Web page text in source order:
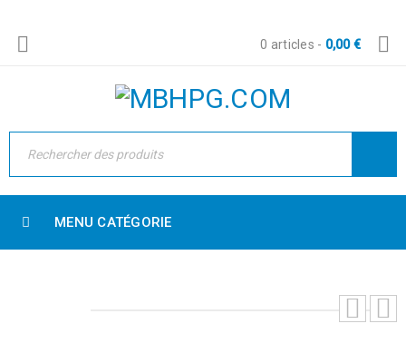
0 articles - 0,00€
MENU CATÉGORIE